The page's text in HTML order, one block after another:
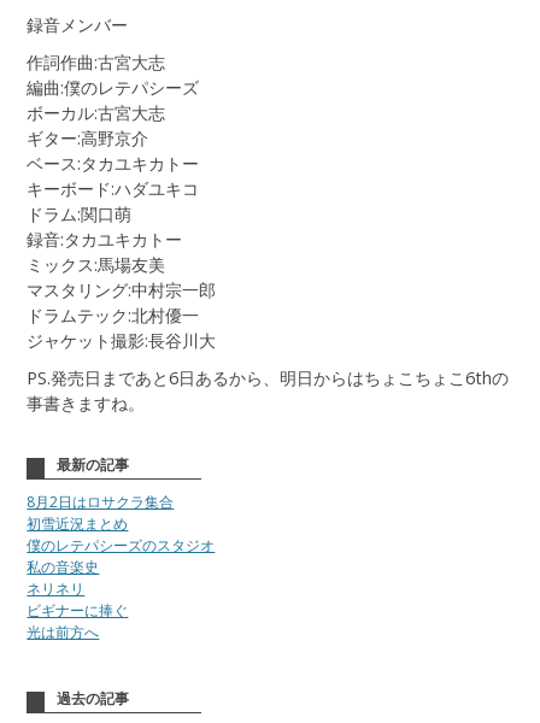
録音メンバー
作詞作曲:古宮大志
編曲:僕のレテパシーズ
ボーカル:古宮大志
ギター:高野京介
ベース:タカユキカトー
キーボード:ハダユキコ
ドラム:関口萌
録音:タカユキカトー
ミックス:馬場友美
マスタリング:中村宗一郎
ドラムテック:北村優一
ジャケット撮影:長谷川大
PS.発売日まであと6日あるから、明日からはちょこちょこ6thの
事書きますね。
最新の記事
8月2日はロサクラ集合
初雪近況まとめ
僕のレテパシーズのスタジオ
私の音楽史
ネリネリ
ビギナーに捧ぐ
光は前方へ
過去の記事